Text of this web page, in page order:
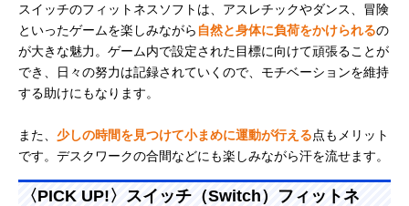
スイッチのフィットネスソフトは、アスレチックやダンス、冒険
といったゲームを楽しみながら 自然と身体に負荷をかけられるの
が大きな魅力。ゲーム内で設定された目標に向けて頑張ることが
でき、日々の努力は記録されていくので、モチベーションを維持
する助けにもなります。
また、 少しの時間を見つけて小まめに運動が行える点もメリット
です。デスクワークの合間などにも楽しみながら汗を流せます。
〈PICK UP!〉スイッチ（Switch）フィットネ